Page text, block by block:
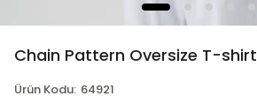
Chain Pattern Oversize T-shirt
Ürün Kodu: 64921